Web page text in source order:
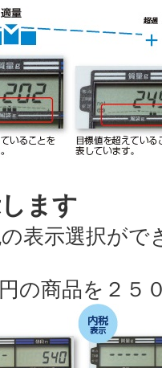
ます
表示選択がで
の商品を２５